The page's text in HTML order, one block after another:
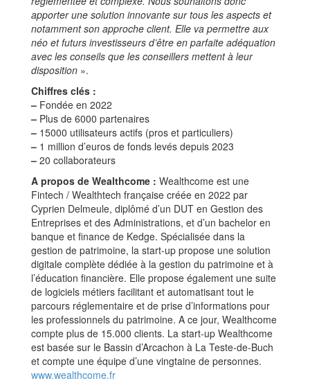
apporter une solution innovante sur tous les aspects et
notamment son approche client. Elle va permettre aux
néo et futurs investisseurs d’être en parfaite adéquation
avec les conseils que les conseillers mettent à leur
disposition ».
Chiffres clés :
– Fondée en 2022
– Plus de 6000 partenaires
– 15000 utilisateurs actifs (pros et particuliers)
– 1 million d’euros de fonds levés depuis 2023
– 20 collaborateurs
A propos de Wealthcome : Wealthcome est une
Fintech / Wealthtech française créée en 2022 par
Cyprien Delmeule, diplômé d’un DUT en Gestion des
Entreprises et des Administrations, et d’un bachelor en
banque et finance de Kedge. Spécialisée dans la
gestion de patrimoine, la start-up propose une solution
digitale complète dédiée à la gestion du patrimoine et à
l’éducation financière. Elle propose également une suite
de logiciels métiers facilitant et automatisant tout le
parcours réglementaire et de prise d’informations pour
les professionnels du patrimoine. A ce jour, Wealthcome
compte plus de 15.000 clients. La start-up Wealthcome
est basée sur le Bassin d’Arcachon à La Teste-de-Buch
et compte une équipe d’une vingtaine de personnes.
www.wealthcome.fr